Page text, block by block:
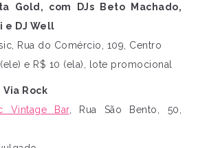
Gold, com DJs Beto Machado,
e DJ Well
Rua do Comércio, 109, Centro
e R$ 10 (ela), lote promocional
Via Rock
Vintage Bar, Rua São Bento, 50,